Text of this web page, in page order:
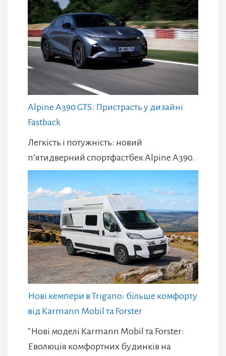
Alpine A390 GTS: Пристрасть у дизайні
Fastback
Легкість і потужність: новий
п’ятидверний спортфастбек Alpine A390.
Нові кемпери в Trigano: більше комфорту
від Karmann Mobil та Forster
"Нові моделі Karmann Mobil та Forster:
Еволюція комфортних будинків на